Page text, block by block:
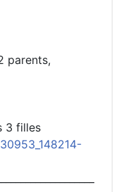
parents,
3 filles